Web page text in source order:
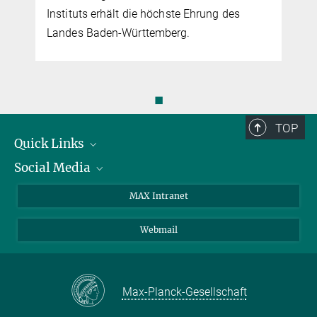
Instituts erhält die höchste Ehrung des
Landes Baden-Württemberg.
◼
TOP
Quick Links
Forschungsgruppen
Kontakt
Social Media
Bluesky
Mastodon
Instagram
MAX Intranet
Webmail
Max-Planck-Gesellschaft